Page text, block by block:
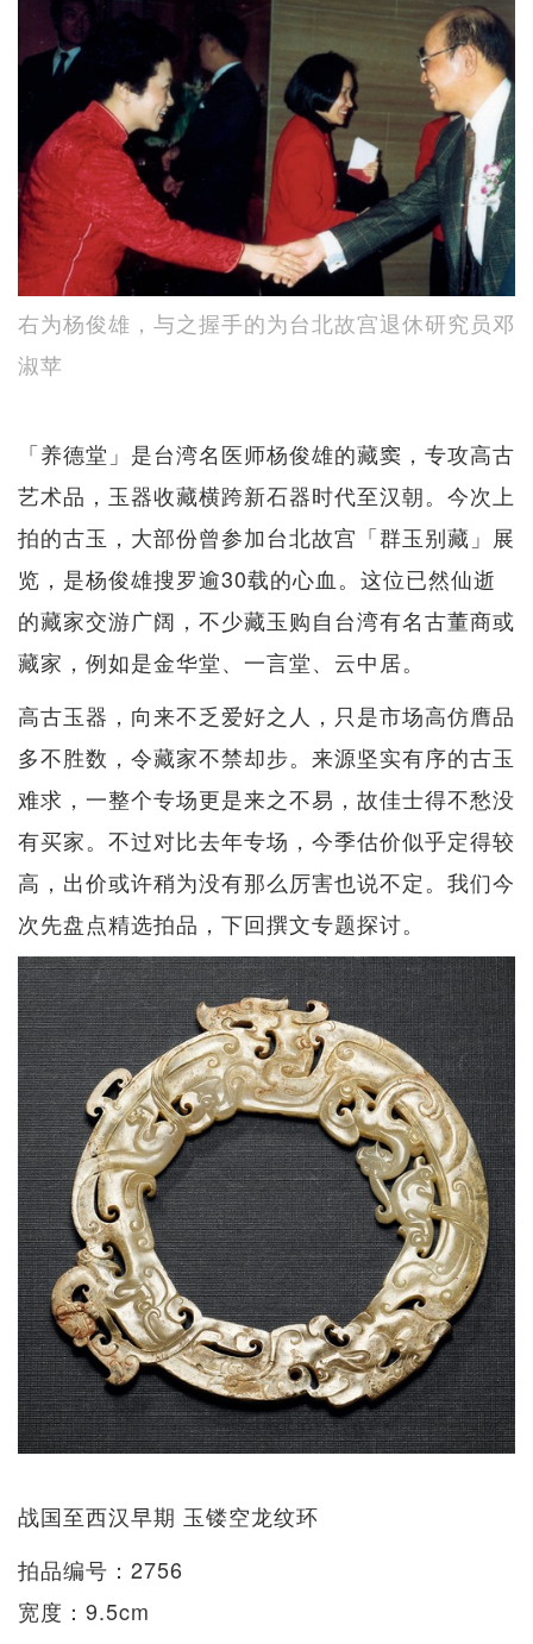
右为杨俊雄，与之握手的为台北故宫退休研究员邓
淑苹
「养德堂」是台湾名医师杨俊雄的藏窦，专攻高古
艺术品，玉器收藏横跨新石器时代至汉朝。今次上
拍的古玉，大部份曾参加台北故宫「群玉别藏」展
览，是杨俊雄搜罗逾30载的心血。这位已然仙逝
的藏家交游广阔，不少藏玉购自台湾有名古董商或
藏家，例如是金华堂、一言堂、云中居。
高古玉器，向来不乏爱好之人，只是市场高仿膺品
多不胜数，令藏家不禁却步。来源坚实有序的古玉
难求，一整个专场更是来之不易，故佳士得不愁没
有买家。不过对比去年专场，今季估价似乎定得较
高，出价或许稍为没有那么厉害也说不定。我们今
次先盘点精选拍品，下回撰文专题探讨。
战国至西汉早期 玉镂空龙纹环
拍品编号：2756
宽度：9.5cm